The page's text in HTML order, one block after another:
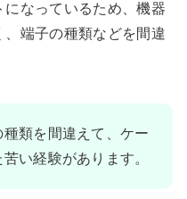
なっているため、機器
端子の種類などを間違
類を間違えて、ケー
い経験があります。